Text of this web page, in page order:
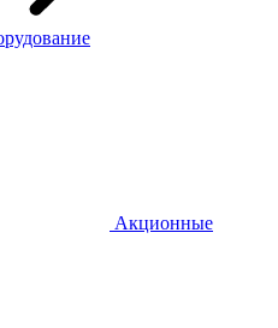
Акционные